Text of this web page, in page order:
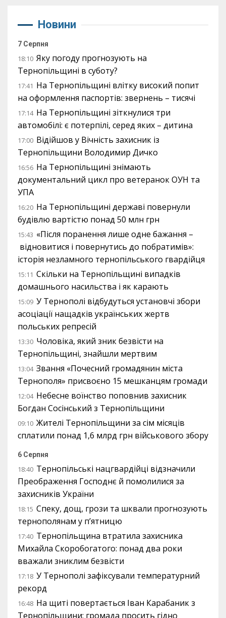
Новини
7 Серпня
18:10 Яку погоду прогнозують на
Тернопільщині в суботу?
17:41 На Тернопільщині влітку високий попит
на оформлення паспортів: звернень – тисячі
17:14 На Тернопільщині зіткнулися три
автомобілі: є потерпілі, серед яких – дитина
17:00 Відійшов у Вічність захисник із
Тернопільщини Володимир Дичко
16:56 На Тернопільщині знімають
документальний цикл про ветеранок ОУН та
УПА
16:20 На Тернопільщині державі повернули
будівлю вартістю понад 50 млн грн
15:43 «Після поранення лише одне бажання –
відновитися і повернутись до побратимів»:
історія незламного тернопільського гвардійця
15:11 Скільки на Тернопільщині випадків
домашнього насильства і як карають
15:09 У Тернополі відбудуться установчі збори
асоціації нащадків українських жертв
польських репресій
13:30 Чоловіка, який зник безвісти на
Тернопільщині, знайшли мертвим
13:04 Звання «Почесний громадянин міста
Тернополя» присвоєно 15 мешканцям громади
12:04 Небесне воїнство поповнив захисник
Богдан Сосінський з Тернопільщини
09:10 Жителі Тернопільщини за сім місяців
сплатили понад 1,6 млрд грн військового збору
6 Серпня
18:40 Тернопільські нацгвардійці відзначили
Преображення Господнє й помолилися за
захисників України
18:15 Спеку, дощ, грози та шквали прогнозують
тернополянам у п’ятницю
17:40 Тернопільщина втратила захисника
Михайла Скоробогатого: понад два роки
вважали зниклим безвісти
17:18 У Тернополі зафіксували температурний
рекорд
16:48 На щиті повертається Іван Карабаник з
Тернопільщини: громада просить гідно